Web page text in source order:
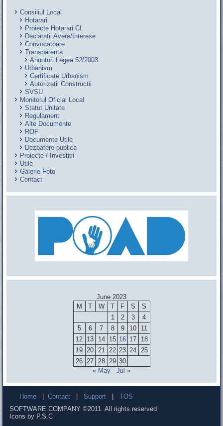
Consiliul Local
Hotarari
Proiecte Hotarari CL
Declaratii Avere/Interese
Convocatoare
Transparenta
Anunțuri Legea 52/2003
Urbanism
Certificate Urbanism
Autorizatii Constructii
SVSU
Monitorul Oficial Local
Statut Unitate
Regulament
Alte Documente
ROF
Documente Utile
Dezbatere publica
Proiecte / Investitii
Utile
Galerie Foto
Contact
June 2023
M
T W T F S
S
1
2 3
4
5
6 7 8 9 10
11
12 13 14 15 16 17
18
19 20 21 22 23 24 25
26 27 28 29 30
« May
Jul »
Home |Contact Support |TOS
SOFTWARE COMPANY ©2011. All rights reserved
Icons by P.S.C